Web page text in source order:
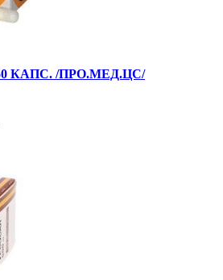
КАПС. /ПРО.МЕД.ЦС/